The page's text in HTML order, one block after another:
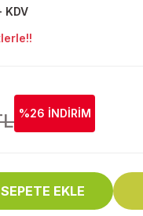
KDV
%26 İNDİRİM
SEPETE EKLE